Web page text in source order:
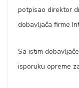
potpisao direktor
dobavljača firme
Sa istim
isporuku opreme